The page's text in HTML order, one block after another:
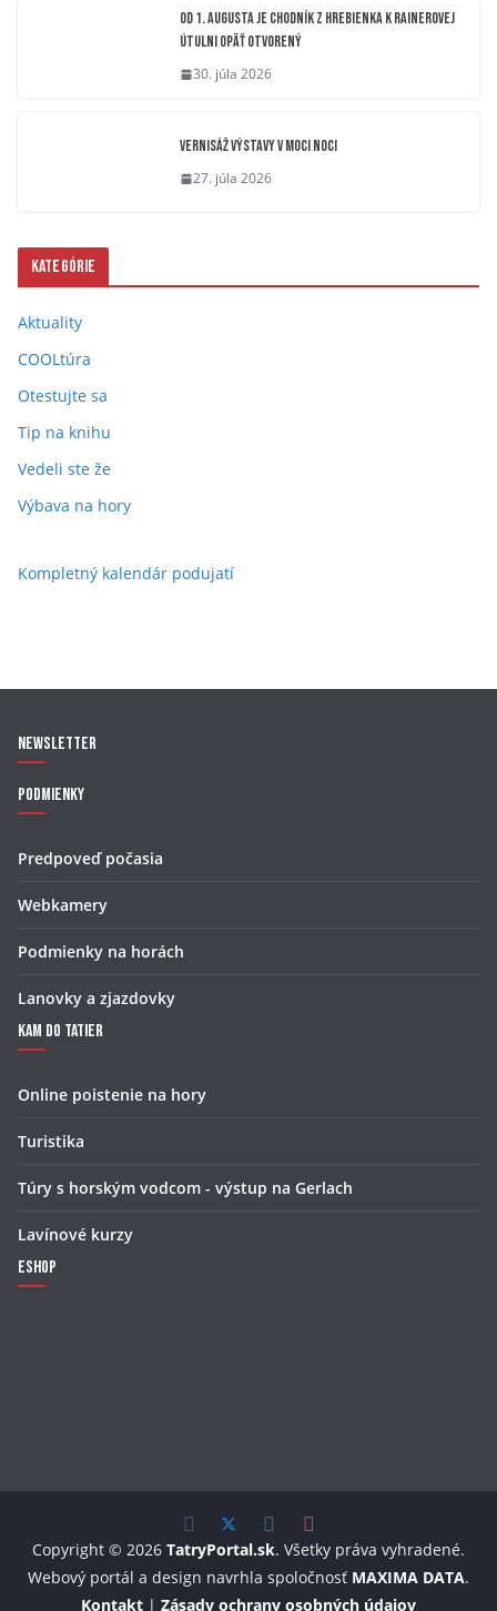
OD 1. AUGUSTA JE CHODNÍK Z HREBIENKA K RAINEROVEJ
ÚTULNI OPÄŤ OTVORENÝ
30. júla 2026
Vernisáž výstavy V moci noci
27. júla 2026
Kategórie
Aktuality
COOLtúra
Otestujte sa
Tip na knihu
Vedeli ste že
Výbava na hory
Kompletný kalendár podujatí
Newsletter
Podmienky
Predpoveď počasia
Webkamery
Podmienky na horách
Lanovky a zjazdovky
Kam do Tatier
Online poistenie na hory
Turistika
Túry s horským vodcom - výstup na Gerlach
Lavínové kurzy
Eshop
Copyright © 2026 TatryPortal.sk. Všetky práva vyhradené.
Webový portál a design navrhla spoločnosť MAXIMA DATA.
Kontakt | Zásady ochrany osobných údajov